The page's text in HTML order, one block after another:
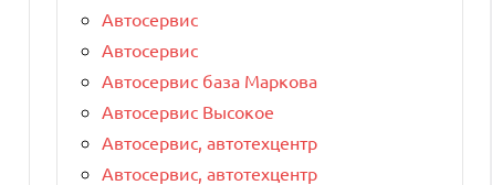
Автосервис
Автосервис
Автосервис база Маркова
Автосервис Высокое
Автосервис, автотехцентр
Автосервис, автотехцентр